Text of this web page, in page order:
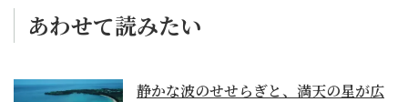
あわせて読みたい
静かな波のせせらぎと、満天の星が広